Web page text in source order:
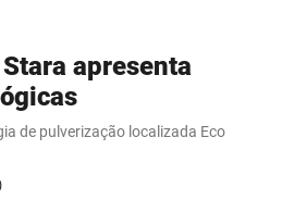
apresenta
de pulverização localizada Eco